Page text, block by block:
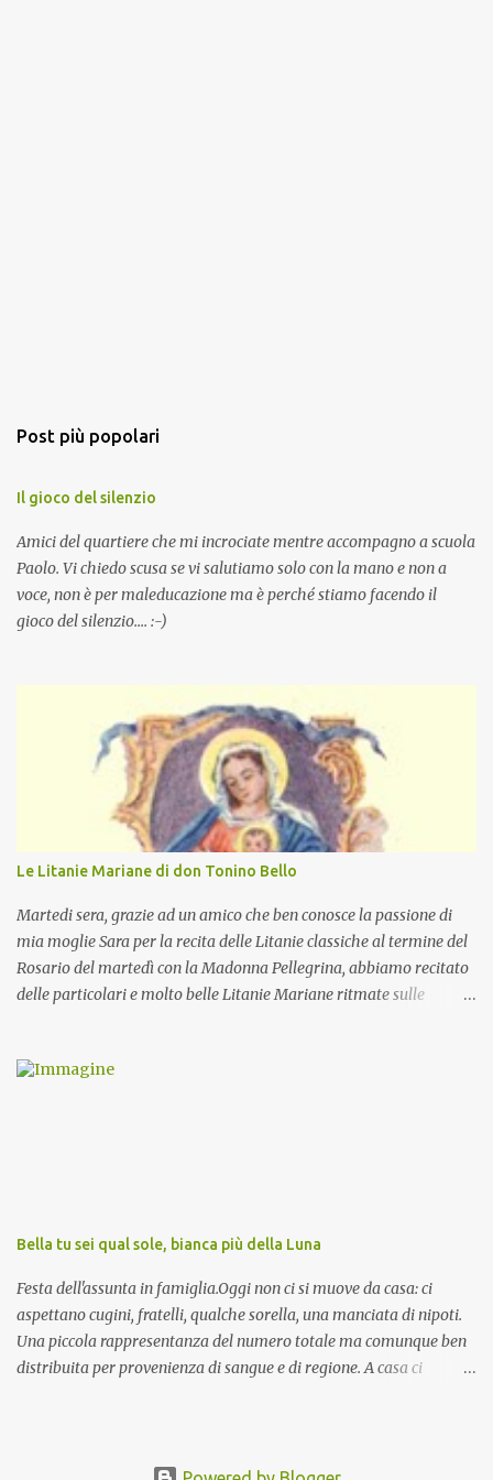
Post più popolari
Il gioco del silenzio
Amici del quartiere che mi incrociate mentre accompagno a scuola
Paolo. Vi chiedo scusa se vi salutiamo solo con la mano e non a
voce, non è per maleducazione ma è perché stiamo facendo il
gioco del silenzio.... :-)
Le Litanie Mariane di don Tonino Bello
Martedi sera, grazie ad un amico che ben conosce la passione di
mia moglie Sara per la recita delle Litanie classiche al termine del
Rosario del martedì con la Madonna Pellegrina, abbiamo recitato
delle particolari e molto belle Litanie Mariane ritmate sulle
preghiera.
Bella tu sei qual sole, bianca più della Luna
Festa dell'assunta in famiglia.Oggi non ci si muove da casa: ci
aspettano cugini, fratelli, qualche sorella, una manciata di nipoti.
Una piccola rappresentanza del numero totale ma comunque ben
distribuita per provenienza di sangue e di regione. A casa ci